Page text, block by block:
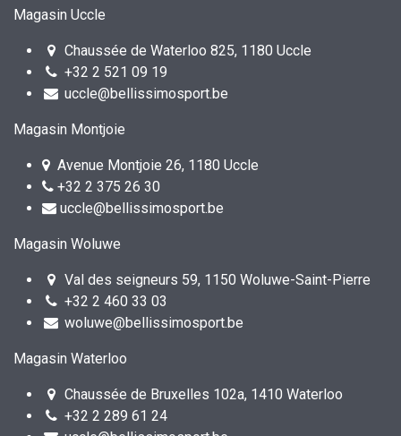
Magasin Uccle
Chaussée de Waterloo 825, 1180 Uccle
+32 2 521 09 19
uccle@bellissimosport.be
Magasin Montjoie
Avenue Montjoie 26, 1180 Uccle
+32 2 375 26 30
uccle@bellissimosport.be
Magasin Woluwe
Val des seigneurs 59, 1150 Woluwe-Saint-Pierre
+32 2 460 33 03
woluwe@bellissimosport.be
Magasin Waterloo
Chaussée de Bruxelles 102a, 1410 Waterloo
+32 2 289 61 24